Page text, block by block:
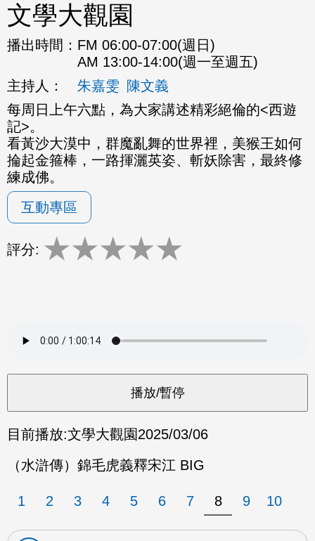
文學大觀園
播出時間： FM 06:00-07:00(週日)
AM 13:00-14:00(週一至週五)
主持人：
朱嘉雯 陳文義
每周日上午六點，為大家講述精彩絕倫的<西遊
記>。
看黃沙大漠中，群魔亂舞的世界裡，美猴王如何
掄起金箍棒，一路揮灑英姿、斬妖除害，最終修
練成佛。
互動專區
評分: ★★★★★
目前播放:文學大觀園2025/03/06
（水滸傳）錦毛虎義釋宋江 BIG
1 2 3 4 5 6 7 8 9 10